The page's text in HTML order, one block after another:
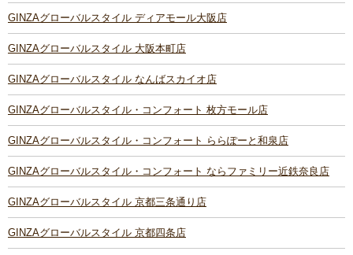
GINZAグローバルスタイル ディアモール大阪店
GINZAグローバルスタイル 大阪本町店
GINZAグローバルスタイル なんばスカイオ店
GINZAグローバルスタイル・コンフォート 枚方モール店
GINZAグローバルスタイル・コンフォート ららぽーと和泉店
GINZAグローバルスタイル・コンフォート ならファミリー近鉄奈良店
GINZAグローバルスタイル 京都三条通り店
GINZAグローバルスタイル 京都四条店